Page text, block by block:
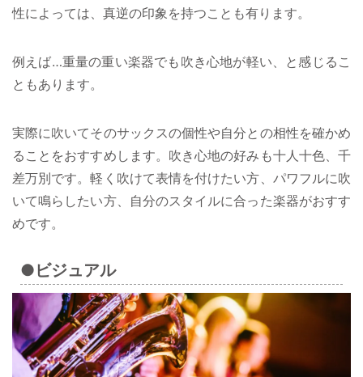
性によっては、真逆の印象を持つことも有ります。
例えば…重量の重い楽器でも吹き心地が軽い、と感じるこ
ともあります。
実際に吹いてそのサックスの個性や自分との相性を確かめ
ることをおすすめします。吹き心地の好みも十人十色、千
差万別です。軽く吹けて表情を付けたい方、パワフルに吹
いて鳴らしたい方、自分のスタイルに合った楽器がおすす
めです。
●ビジュアル